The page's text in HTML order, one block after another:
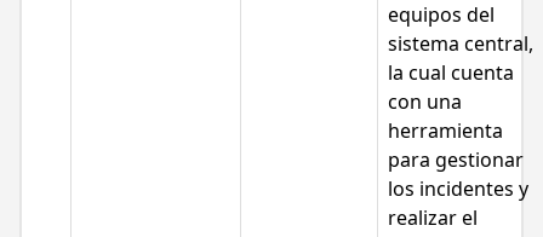
equipos del
sistema central,
la cual cuenta
con una
herramienta
para gestionar
los incidentes y
realizar el